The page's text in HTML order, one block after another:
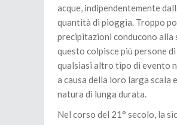
acque, indipendentemente
quantità di pioggia. Troppo
precipitazioni conducono alla
questo colpisce più persone di
qualsiasi altro tipo di evento
a causa della loro larga scala
natura di lunga durata.
Nel corso del 21° secolo, la